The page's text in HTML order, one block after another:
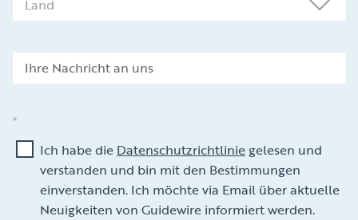
Ich habe die Datenschutzrichtliniegelesen und
verstanden und bin mit den Bestimmungen
einverstanden. Ich möchte via Email über aktuelle
Neuigkeiten von Guidewire informiert werden.